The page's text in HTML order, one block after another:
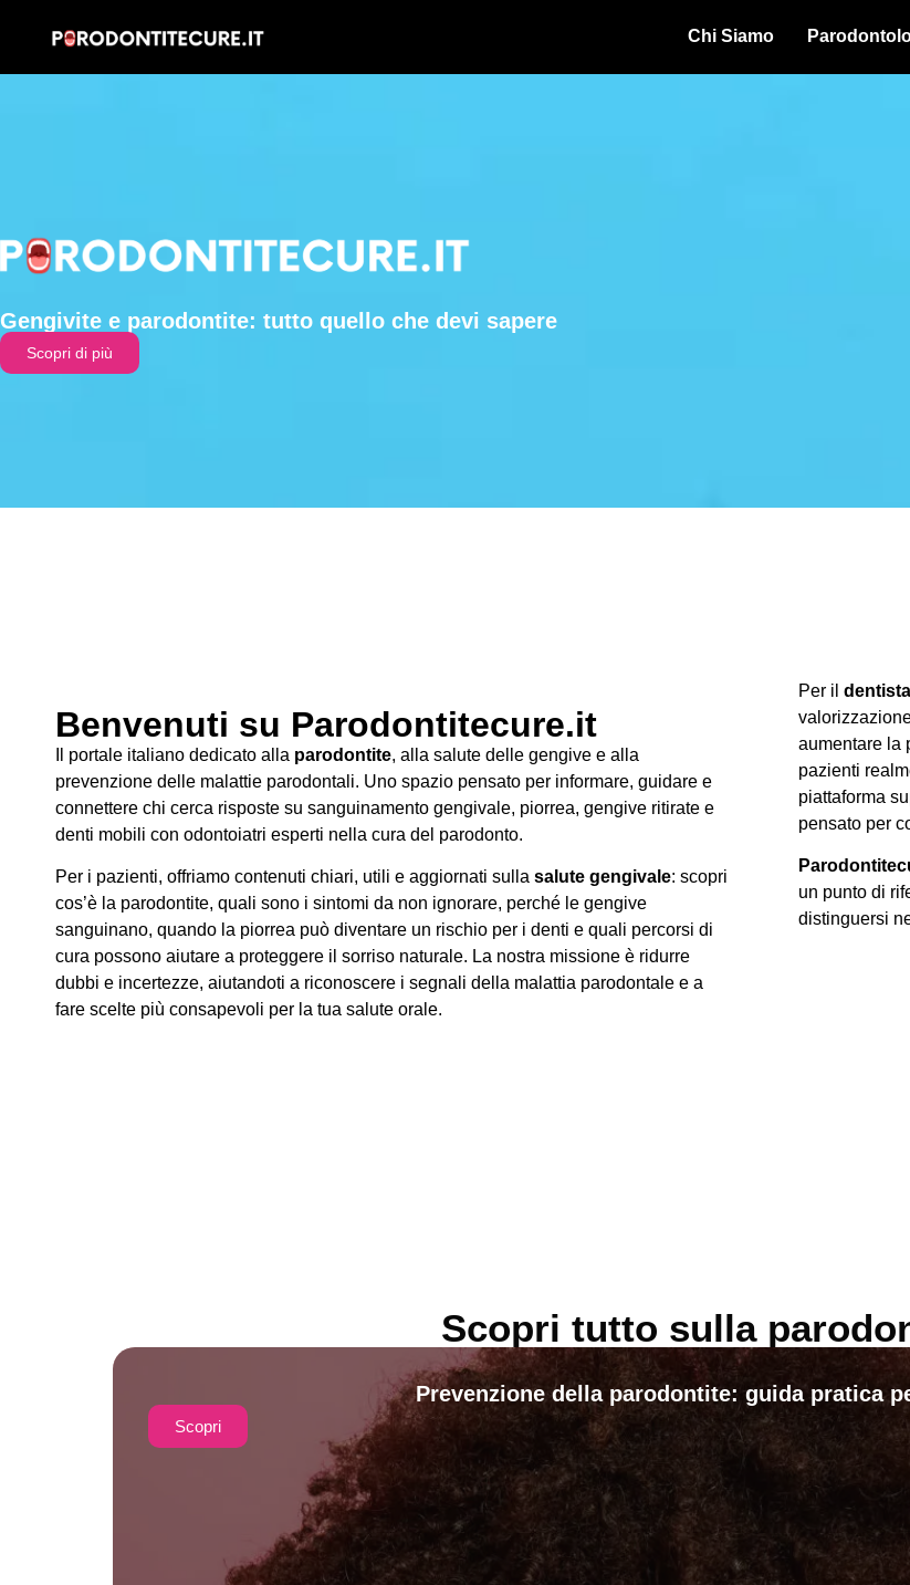
Chi Siamo
Gengivite e parodontite: tutto quello che devi sapere
Scopri di più
Benvenuti su Parodontitecure.it
Il portale italiano dedicato alla parodontite, alla salute delle gengive e alla
prevenzione delle malattie parodontali. Uno spazio pensato per informare, guidare e
connettere chi cerca risposte su sanguinamento gengivale, piorrea, gengive ritirate e
denti mobili con odontoiatri esperti nella cura del parodonto.
Per i pazienti, offriamo contenuti chiari, utili e aggiornati sullasalute gengivale: scopri
cos’è la parodontite, quali sono i sintomi da non ignorare, perché le gengive
sanguinano, quando la piorrea può diventare un rischio per i denti e quali percorsi di
cura possono aiutare a proteggere il sorriso naturale. La nostra missione è ridurre
dubbi e incertezze, aiutandoti a riconoscere i segnali della malattia parodontale e a
fare scelte più consapevoli per la tua salute orale.
Per il
aumentare la
pazienti
piattaforma
pensato per
un punto di
distinguersi
Scopri tutto sulla
Prevenzione della parodontite: guida pratica
Scopri